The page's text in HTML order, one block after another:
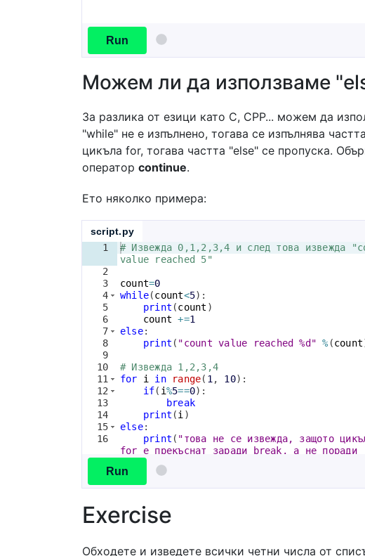
Run
Можем ли да използваме
За разлика от езици като C, CPP... можем да
"while" не е изпълнено, тогава се изпълнява
цикъла for, тогава частта "else" се пропуска.
оператор continue.
Ето няколко примера:
script.py
1
2
3
4
5
6
7
8
9
10
11
12
13
14
15
16
# Извежда 0,1,2,3,4 и след това извежда
value reached 5"
count=0
while(count<5) :
print (count )
count +=1
else:
print ( "count value reached %d" % (count
# Извежда 1,2,3,4
for
i in range( 1 , 10) :
if( i%5==0) :
break
print (i )
else:
print ( "това не се извежда, защото
for е прекъснат заради break, а не поради
неуспех в условието"
Run
Exercise
Обходете и изведете всички четни числа от